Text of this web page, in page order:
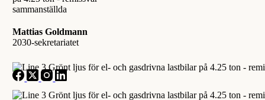
Mattias Goldmann
2030-sekretariatet